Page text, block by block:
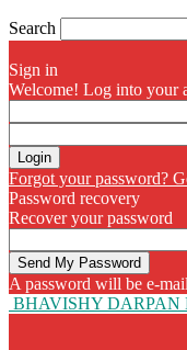
Search
Sign in
Welcome! Log into your
Forgot your password?
Password recovery
Recover your password
A password will be e-
BHAVISHY DARPAN